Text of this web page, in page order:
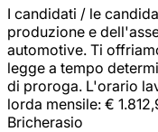
I candidati / le
produzione e
automotive. Ti
legge a tempo
di proroga. L'orario
lorda mensile: €
Bricherasio